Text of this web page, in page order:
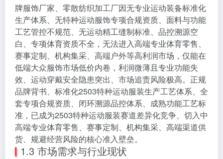
牌服饰厂家、零散纺织加工厂因无专业运动装备标准化
生产体系、无特种运动服饰专项合规资质、面料与功能
工艺管控不规范、无运动精工缝制标准、品控溯源空
白、专项体育资质不全，无法进入高端专业体育零售、
赛事定制、机构集采、高端户外等高利润市场，仅能在
低端大众服饰市场低价内卷，利润微薄且专业功能失
效、运动穿戴安全隐患突出、市场追责风险极高。正规
品牌背书、标准化2503特种运动服装生产工艺体系、全
套专项合规资质、闭环溯源品控体系、成熟功能工艺标
准，已成为2503特种运动服装赛道差异化竞争、切入中
高端专业体育零售、赛事定制、机构集采、高端渠道供
货、规避经营风险的核心准入壁垒。
1.3 市场需求与行业现状